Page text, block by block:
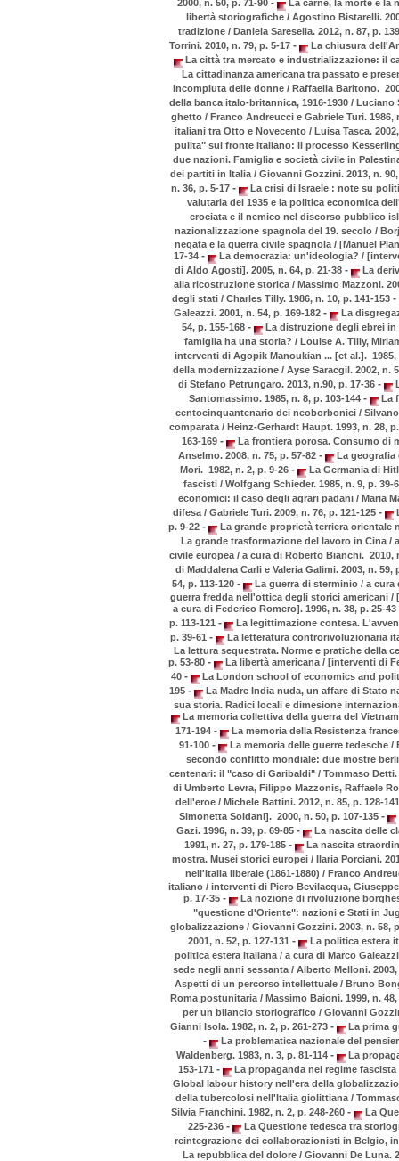
2000, n. 50, p. 71-90
La carne, la morte e la
libertà storiografiche / Agostino Bistarelli.
tradizione / Daniela Saresella. 2012, n. 87, p.
Torrini. 2010, n. 79, p. 5-17 -
La chiusura
La città tra mercato e industrializzazione: il
La cittadinanza americana tra passato e
incompiuta delle donne / Raffaella Baritono.
della banca italo-britannica, 1916-1930 / Luciano
ghetto / Franco Andreucci e Gabriele Turi. 1986,
italiani tra Otto e Novecento / Luisa Tasca.
pulita" sul fronte italiano: il processo
due nazioni. Famiglia e società civile in
dei partiti in Italia / Giovanni Gozzini. 2013, n.
n. 36, p. 5-17 -
La crisi di Israele : note su
valutaria del 1935 e la politica economica
crociata e il nemico nel discorso pubblico
nazionalizzazione spagnola del 19. secolo /
negata e la guerra civile spagnola / [Manuel
17-34 -
La democrazia: un'ideologia? /
di Aldo Agosti]. 2005, n. 64, p. 21-38 -
La
alla ricostruzione storica / Massimo Mazzoni.
degli stati / Charles Tilly. 1986, n. 10, p. 141-153 -
Galeazzi. 2001, n. 54, p. 169-182 -
La
54, p. 155-168 -
La distruzione degli ebrei in
famiglia ha una storia? / Louise A. Tilly,
interventi di Agopik Manoukian ... [et al.]. 1985,
della modernizzazione / Ayse Saracgil. 2002, n.
di Stefano Petrungaro. 2013, n.90, p. 17-36 -
Santomassimo. 1985, n. 8, p. 103-144 -
La
centocinquantenario dei neoborbonici / Silvano
comparata / Heinz-Gerhardt Haupt. 1993, n. 28,
163-169 -
La frontiera porosa. Consumo di
Anselmo. 2008, n. 75, p. 57-82 -
La geografia
Mori. 1982, n. 2, p. 9-26 -
La Germania di
fascisti / Wolfgang Schieder. 1985, n. 9, p. 39-
economici: il caso degli agrari padani / Maria
difesa / Gabriele Turi. 2009, n. 76, p. 121-125 -
p. 9-22 -
La grande proprietà terriera orientale
La grande trasformazione del lavoro in Cina /
civile europea / a cura di Roberto Bianchi. 2010,
di Maddalena Carli e Valeria Galimi. 2003, n. 59,
54, p. 113-120 -
La guerra di sterminio / a cura
guerra fredda nell'ottica degli storici americani /
a cura di Federico Romero]. 1996, n. 38, p. 25-43
p. 113-121 -
La legittimazione contesa.
p. 39-61 -
La letteratura controrivoluzionaria
La lettura sequestrata. Norme e pratiche della
p. 53-80 -
La libertà americana / [interventi di
40 -
La London school of economics and
195 -
La Madre India nuda, un affare di Stato
sua storia. Radici locali e dimesione
La memoria collettiva della guerra del
171-194 -
La memoria della Resistenza
91-100 -
La memoria delle guerre tedesche /
secondo conflitto mondiale: due mostre
centenari: il "caso di Garibaldi" / Tommaso Detti.
di Umberto Levra, Filippo Mazzonis, Raffaele
dell'eroe / Michele Battini. 2012, n. 85, p. 128-
Simonetta Soldani]. 2000, n. 50, p. 107-135 -
Gazi. 1996, n. 39, p. 69-85 -
La nascita delle
1991, n. 27, p. 179-185 -
La nascita
mostra. Musei storici europei / Ilaria Porciani.
nell'Italia liberale (1861-1880) / Franco
italiano / interventi di Piero Bevilacqua,
p. 17-35 -
La nozione di rivoluzione
"questione d'Oriente": nazioni e Stati in
globalizzazione / Giovanni Gozzini. 2003, n. 58,
2001, n. 52, p. 127-131 -
La politica estera
politica estera italiana / a cura di Marco
sede negli anni sessanta / Alberto Melloni.
Aspetti di un percorso intellettuale / Bruno
Roma postunitaria / Massimo Baioni. 1999, n.
per un bilancio storiografico / Giovanni
Gianni Isola. 1982, n. 2, p. 261-273 - La prima
-
La problematica nazionale del
Waldenberg. 1983, n. 3, p. 81-114 -
La
153-171 -
La propaganda nel regime fascista
Global labour history nell'era della
della tubercolosi nell'Italia giolittiana /
Silvia Franchini. 1982, n. 2, p. 248-260 -
La
225-236 -
La Questione tedesca tra
reintegrazione dei collaborazionisti in Belgio, in
La repubblica del dolore / Giovanni De Luna.